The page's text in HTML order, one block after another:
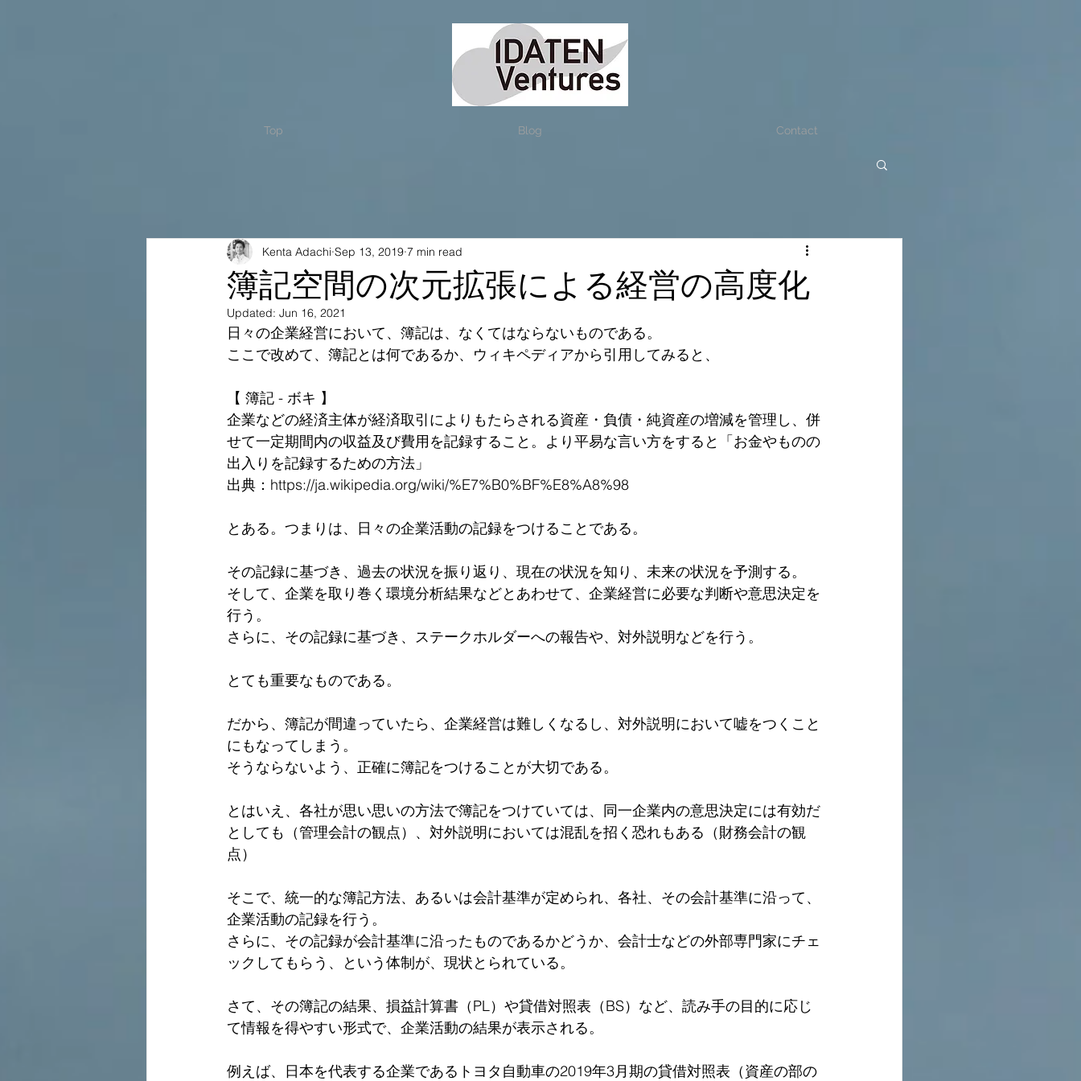
Top Blog Contact
簿記空間の次元拡張による経営の高度化
Kenta Adachi Sep 13, 2019 7 min read
Updated: Jun 16, 2021
日々の企業経営において、簿記は、なくてはならないものである。
ここで改めて、簿記とは何であるか、ウィキペディアから引用してみると、
【 簿記 - ボキ 】
企業などの経済主体が経済取引によりもたらされる資産・負債・純資産の増減を管理し、併
せて一定期間内の収益及び費用を記録すること。より平易な言い方をすると「お金やものの
出入りを記録するための方法」
出典：https://ja.wikipedia.org/wiki/%E7%B0%BF%E8%A8%98
とある。つまりは、日々の企業活動の記録をつけることである。
その記録に基づき、過去の状況を振り返り、現在の状況を知り、未来の状況を予測する。
そして、企業を取り巻く環境分析結果などとあわせて、企業経営に必要な判断や意思決定を
行う。
さらに、その記録に基づき、ステークホルダーへの報告や、対外説明などを行う。
とても重要なものである。
だから、簿記が間違っていたら、企業経営は難しくなるし、対外説明において嘘をつくこと
にもなってしまう。
そうならないよう、正確に簿記をつけることが大切である。
とはいえ、各社が思い思いの方法で簿記をつけていては、同一企業内の意思決定には有効だ
としても（管理会計の観点）、対外説明においては混乱を招く恐れもある（財務会計の観
点）
そこで、統一的な簿記方法、あるいは会計基準が定められ、各社、その会計基準に沿って、
企業活動の記録を行う。
さらに、その記録が会計基準に沿ったものであるかどうか、会計士などの外部専門家にチェ
ックしてもらう、という体制が、現状とられている。
さて、その簿記の結果、損益計算書（PL）や貸借対照表（BS）など、読み手の目的に応じ
て情報を得やすい形式で、企業活動の結果が表示される。
例えば、日本を代表する企業であるトヨタ自動車の2019年3月期の貸借対照表（資産の部の